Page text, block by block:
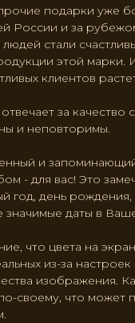
подарки уже
России и за
стали
этой марки.
клиентов
за качество
и неповторимы.
и
- для вас! Это
год, день
значимые даты в
что цвета на
из-за
изображения.
своему, что может